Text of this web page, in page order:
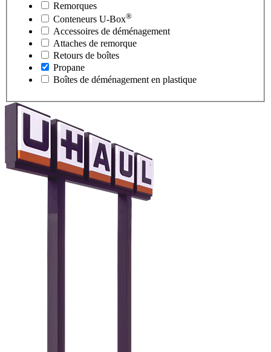
Remorques
Conteneurs U-Box®
Accessoires de déménagement
Attaches de remorque
Retours de boîtes
Propane
Boîtes de déménagement en plastique